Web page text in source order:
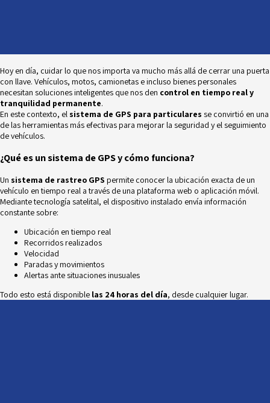
Hoy en día, cuidar lo que nos importa va mucho más allá de cerrar una puerta
con llave. Vehículos, motos, camionetas e incluso bienes personales
necesitan soluciones inteligentes que nos den control en tiempo real y
tranquilidad permanente.
En este contexto, el sistema de GPS para particulares se convirtió en una
de las herramientas más efectivas para mejorar la seguridad y el seguimiento
de vehículos.
¿Qué es un sistema de GPS y cómo funciona?
Un sistema de rastreo GPS permite conocer la ubicación exacta de un
vehículo en tiempo real a través de una plataforma web o aplicación móvil.
Mediante tecnología satelital, el dispositivo instalado envía información
constante sobre:
Ubicación en tiempo real
Recorridos realizados
Velocidad
Paradas y movimientos
Alertas ante situaciones inusuales
Todo esto está disponible las 24 horas del día, desde cualquier lugar.